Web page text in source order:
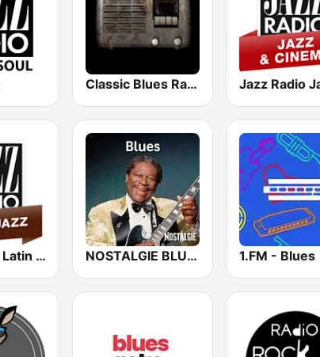
Classic Blues Radio
Jazz Radio Latin Jazz NOSTALGIE BLUES 1.FM - Blues